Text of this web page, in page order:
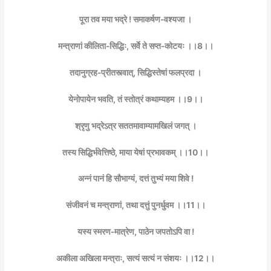
पूरा तव मया भद्रे ! समाकर्षण-वश्यजा ।
मन्त्राणां कीलिता-सिद्धिः, सर्वे ते सप्त-कोटयः ।।8।।
तदानुग्रह-प्रीतस्त्वात्, सिद्धिस्तेषां फलप्रदा ।
येनोपायेन भवति, तं स्तोत्रं कथाम्यहम ।।9।।
श्रृणु भद्रेऽत्र सततमावाम्यामखिलं जगत् ।
तस्य सिद्धिर्भवेत्तिष्ठे, माया येषां प्रभावकम् ।।10।।
अन्नं पानं हि सौभाग्यं, दत्तं तुभ्यं मया शिवे !
संजीवनं च मन्त्राणां, तथा दत्तुं पुनर्धुवम ।।11।।
यस्य स्मरण-मात्रेण, पाठेन जपतोऽपि वा !
अकीला अखिला मन्त्राः, सत्यं सत्यं न संशयः ।।12।।